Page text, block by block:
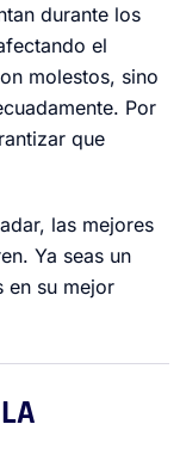
durante los
el
molestos, sino
Por
que
las mejores
Ya seas un
en su mejor